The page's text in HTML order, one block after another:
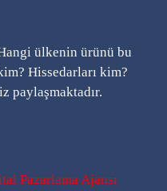
ülkenin ürünü bu
Hissedarları kim?
paylaşmaktadır.
Pazarlama Ajansı